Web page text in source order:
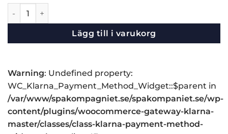
Natura utomhusbastu mängd
Lägg till i varukorg
Warning: Undefined property:
WC_Klarna_Payment_Method_Widget::$parent in
/var/www/spakompagniet.se/spakompaniet.se/wp-
content/plugins/woocommerce-gateway-klarna-
master/classes/class-klarna-payment-method-